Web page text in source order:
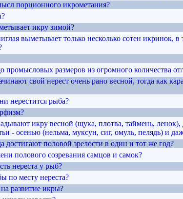
порционного икрометания?
икру зимой?
выметывает только несколько сотен икринок, в
промысловых размеров из огромного количества
свой нерест очень рано весной, тогда как
нерестится рыба?
икру весной (щука, плотва, таймень, ленок),
- осенью (нельма, муксун, сиг, омуль, пелядь) и
достигают половой зрелости в один и тот же год?
полового созревания самцов и самок?
нереста у рыб?
по месту нереста?
развитие икры?